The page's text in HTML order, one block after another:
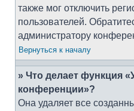
также мог отключить
пользователей.
администратору
Вернуться к началу
» Что делает функция
конференции»?
Она удаляет все